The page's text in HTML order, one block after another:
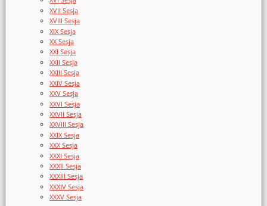
XVII Sesja
XVIII Sesja
XIX Sesja
XX Sesja
XXI Sesja
XXII Sesja
XXIII Sesja
XXIV Sesja
XXV Sesja
XXVI Sesja
XXVII Sesja
XXVIII Sesja
XXIX Sesja
XXX Sesja
XXXI Sesja
XXXII Sesja
XXXIII Sesja
XXXIV Sesja
XXXV Sesja